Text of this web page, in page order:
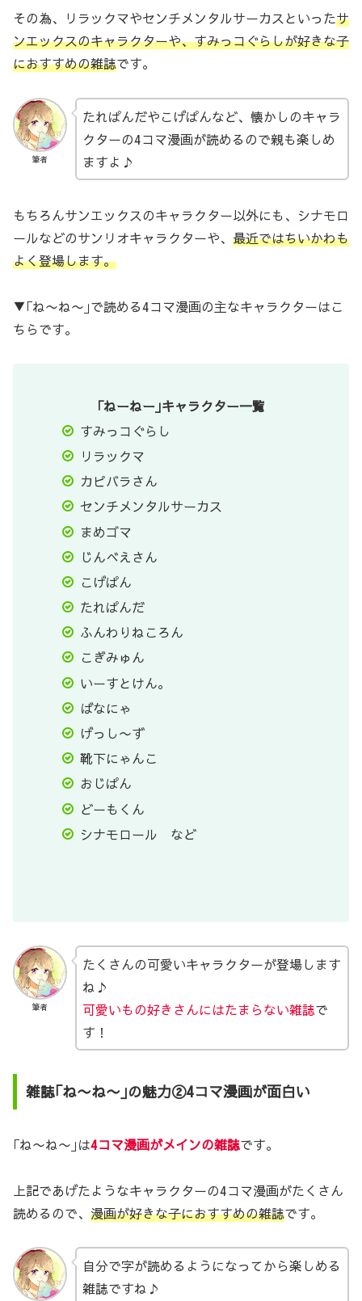
その為、リラックマやセンチメンタルサーカスといったサ
ンエックスのキャラクターや、すみっコぐらしが好きな子
におすすめの雑誌です。
筆者
たれぱんだやこげぱんなど、懐かしのキャラ
クターの4コマ漫画が読めるので親も楽しめ
ますよ♪
もちろんサンエックスのキャラクター以外にも、シナモロ
ールなどのサンリオキャラクターや、 最近ではちいかわも
よく登場します。
▼｢ね〜ね〜｣で読める4コマ漫画の主なキャラクターはこ
ちらです。
｢ねーねー｣キャラクター一覧
すみっコぐらし
リラックマ
カピバラさん
センチメンタルサーカス
まめゴマ
じんべえさん
こげぱん
たれぱんだ
ふんわりねころん
こぎみゅん
いーすとけん。
ばなにゃ
げっし〜ず
靴下にゃんこ
おじぱん
どーもくん
シナモロール など
筆者
たくさんの可愛いキャラクターが登場します
ね♪
可愛いもの好きさんにはたまらない雑誌で
す！
雑誌｢ね〜ね〜｣の魅力②4コマ漫画が面白い
｢ね〜ね〜｣は4コマ漫画がメインの雑誌です。
上記であげたようなキャラクターの4コマ漫画がたくさん
読めるので、 漫画が好きな子におすすめの雑誌です。
自分で字が読めるようになってから楽しめる
雑誌ですね♪